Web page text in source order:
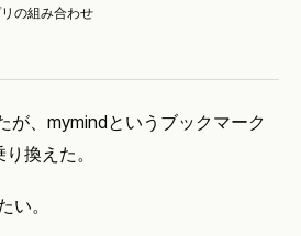
の組み合わせ
が、mymindというブックマーク
換えた。
い。